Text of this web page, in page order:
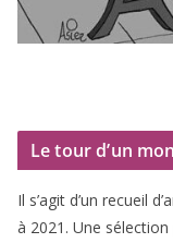
Le tour d’un
Il s’agit d’un recueil
à 2021 . Une